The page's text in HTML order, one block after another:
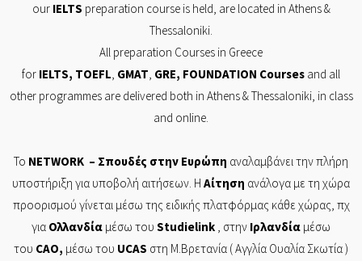
our IELTS preparation course is held, are located in Athens &
Thessaloniki.
All preparation Courses in Greece
for IELTS, TOEFL, GMAT, GRE, FOUNDATION Courses and all
other programmes are delivered both in Athens & Thessaloniki, in class
and online.
Το NETWORK – Σπουδές στην Ευρώπη αναλαμβάνει την πλήρη
υποστήριξη για υποβολή αιτήσεων. Η Αίτηση ανάλογα με τη χώρα
προορισμού γίνεται μέσω της ειδικής πλατφόρμας κάθε χώρας, πχ
για Ολλανδία μέσω του Studielink , στην Ιρλανδία μέσω
του CAO, μέσω του UCAS στη Μ.Βρετανία ( Αγγλία Ουαλία Σκωτία )